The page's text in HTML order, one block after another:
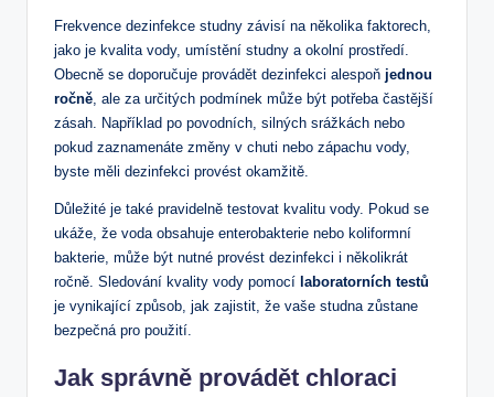
Frekvence dezinfekce studny závisí na několika faktorech,
jako je kvalita vody, umístění studny a okolní prostředí.
Obecně se doporučuje provádět dezinfekci alespoň jednou
ročně, ale za určitých podmínek může být potřeba častější
zásah. Například po povodních, silných srážkách nebo
pokud zaznamenáte změny v chuti nebo zápachu vody,
byste měli dezinfekci provést okamžitě.
Důležité je také pravidelně testovat kvalitu vody. Pokud se
ukáže, že voda obsahuje enterobakterie nebo koliformní
bakterie, může být nutné provést dezinfekci i několikrát
ročně. Sledování kvality vody pomocí laboratorních testů
je vynikající způsob, jak zajistit, že vaše studna zůstane
bezpečná pro použití.
Jak správně provádět chloraci